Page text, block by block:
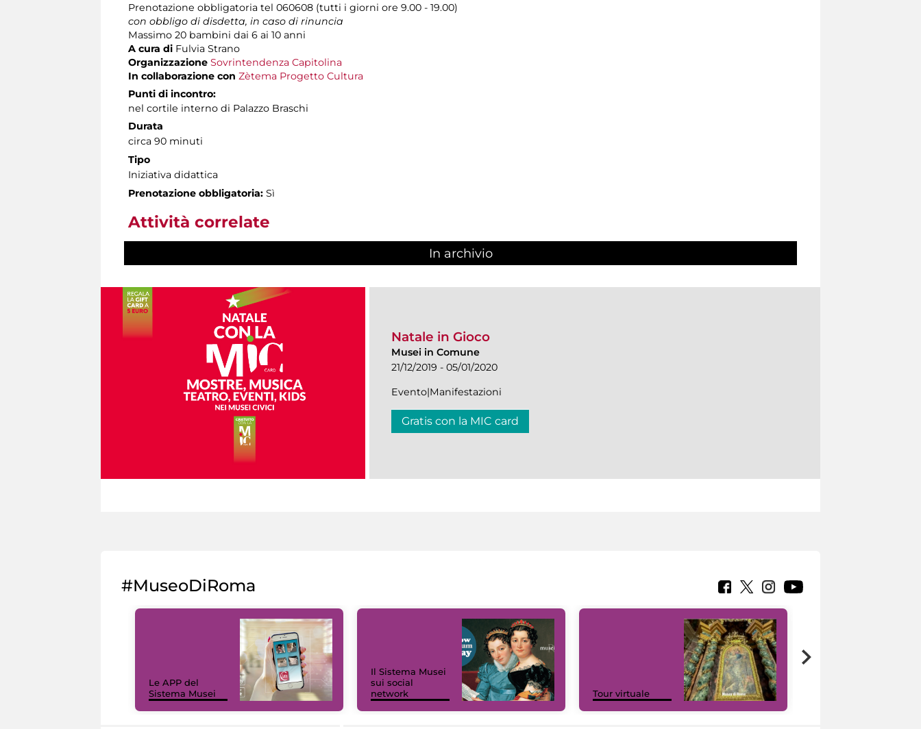
Prenotazione obbligatoria tel 060608 (tutti i giorni ore 9.00 - 19.00)
con obbligo di disdetta, in caso di rinuncia
Massimo 20 bambini dai 6 ai 10 anni
A cura di Fulvia Strano
Organizzazione Sovrintendenza Capitolina
In collaborazione con Zètema Progetto Cultura
Punti di incontro:
nel cortile interno di Palazzo Braschi
Durata
circa 90 minuti
Tipo
Iniziativa didattica
Prenotazione obbligatoria: Sì
Attività correlate
In archivio
Natale in Gioco
Musei in Comune
21/12/2019 - 05/01/2020
Evento|Manifestazioni
Gratis con la MIC card
#MuseoDiRoma
Le APP del
Sistema Musei
Il Sistema Musei
sui social
network
Tour virtuale